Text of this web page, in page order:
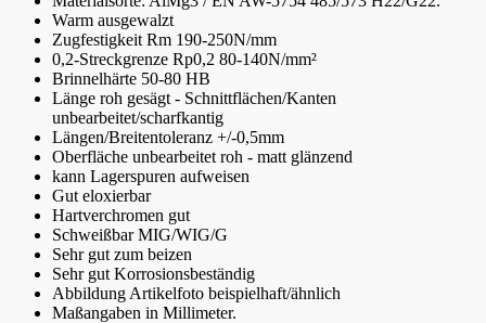
Warm ausgewalzt
Zugfestigkeit Rm 190-250N/mm
0,2-Streckgrenze Rp0,2 80-140N/mm²
Brinnelhärte 50-80 HB
Länge roh gesägt - Schnittflächen/Kanten
unbearbeitet/scharfkantig
Längen/Breitentoleranz +/-0,5mm
Oberfläche unbearbeitet roh - matt glänzend
kann Lagerspuren aufweisen
Gut eloxierbar
Hartverchromen gut
Schweißbar MIG/WIG/G
Sehr gut zum beizen
Sehr gut Korrosionsbeständig
Abbildung Artikelfoto beispielhaft/ähnlich
Maßangaben in Millimeter.